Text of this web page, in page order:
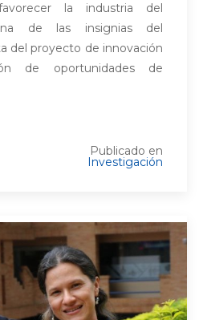
la industria del
de las insignias del
del proyecto de innovación
de oportunidades de
Publicado en
Investigación